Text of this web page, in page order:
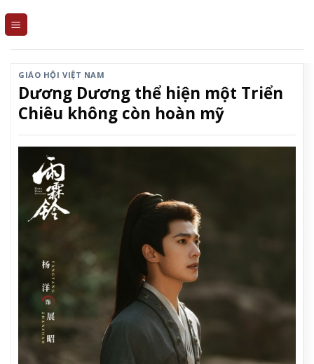
GIÁO HỘI VIỆT NAM
Dương Dương thể hiện một Triển
Chiêu không còn hoàn mỹ